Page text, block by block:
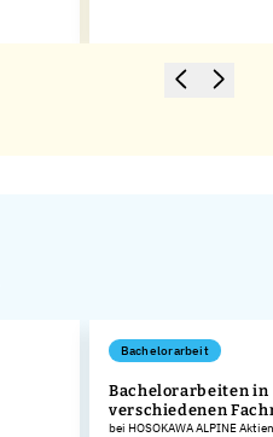
Bachelorarbeit
Bachelorarbeiten in
verschiedenen
bei HOSOKAWA ALPINE